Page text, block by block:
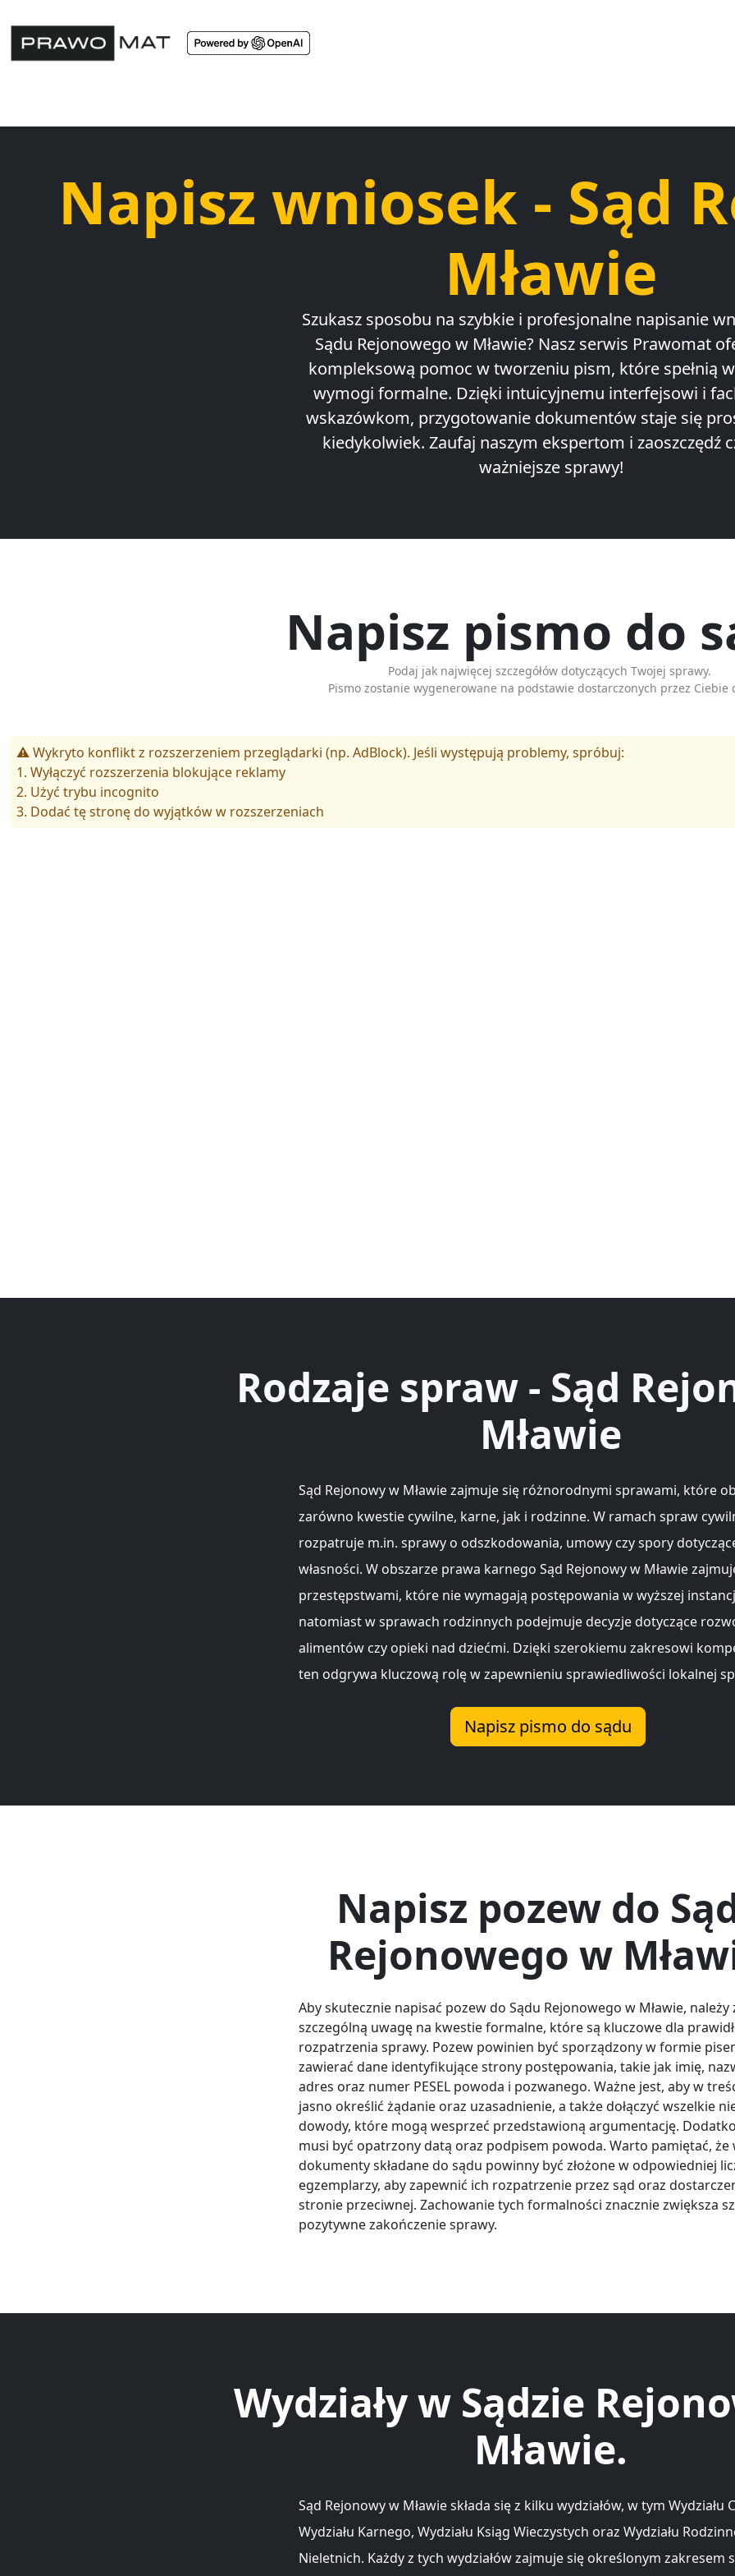
Napisz wniosek - Sąd
Mławie
Szukasz sposobu na szybkie i profesjonalne napisanie
Sądu Rejonowego w Mławie? Nasz serwis Prawomat
kompleksową pomoc w tworzeniu pism, które spełnią
wymogi formalne. Dzięki intuicyjnemu interfejsowi i
wskazówkom, przygotowanie dokumentów staje się
kiedykolwiek. Zaufaj naszym ekspertom i zaoszczędź
ważniejsze sprawy!
Napisz pismo do
Podaj jak najwięcej szczegółów dotyczących Twojej sprawy.
Pismo zostanie wygenerowane na podstawie dostarczonych przez Ciebie
⚠️ Wykryto konflikt z rozszerzeniem przeglądarki (np. AdBlock). Jeśli występują problemy, spróbuj:
1. Wyłączyć rozszerzenia blokujące reklamy
2. Użyć trybu incognito
3. Dodać tę stronę do wyjątków w rozszerzeniach
Rodzaje spraw - Sąd
Mławie
Sąd Rejonowy w Mławie zajmuje się różnorodnymi sprawami, które
zarówno kwestie cywilne, karne, jak i rodzinne. W ramach spraw
rozpatruje m.in. sprawy o odszkodowania, umowy czy spory
własności. W obszarze prawa karnego Sąd Rejonowy w Mławie
przestępstwami, które nie wymagają postępowania w wyższej
natomiast w sprawach rodzinnych podejmuje decyzje dotyczące
alimentów czy opieki nad dziećmi. Dzięki szerokiemu zakresowi
ten odgrywa kluczową rolę w zapewnieniu sprawiedliwości lokalnej
Napisz pismo do sądu
Napisz pozew do
Rejonowego w
Aby skutecznie napisać pozew do Sądu Rejonowego w Mławie, należy
szczególną uwagę na kwestie formalne, które są kluczowe dla
rozpatrzenia sprawy. Pozew powinien być sporządzony w formie
zawierać dane identyfikujące strony postępowania, takie jak imię,
adres oraz numer PESEL powoda i pozwanego. Ważne jest, aby w
jasno określić żądanie oraz uzasadnienie, a także dołączyć wszelkie
dowody, które mogą wesprzeć przedstawioną argumentację.
musi być opatrzony datą oraz podpisem powoda. Warto pamiętać, że
dokumenty składane do sądu powinny być złożone w odpowiedniej
egzemplarzy, aby zapewnić ich rozpatrzenie przez sąd oraz
stronie przeciwnej. Zachowanie tych formalności znacznie zwiększa
pozytywne zakończenie sprawy.
Wydziały w Sądzie
Mławie.
Sąd Rejonowy w Mławie składa się z kilku wydziałów, w tym Wydziału
Wydziału Karnego, Wydziału Ksiąg Wieczystych oraz Wydziału
Nieletnich. Każdy z tych wydziałów zajmuje się określonym zakresem